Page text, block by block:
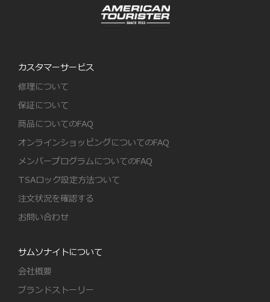
カスタマーサービス
修理について
保証について
商品についてのFAQ
オンラインショッピングについてのFAQ
メンバープログラムについてのFAQ
TSAロック設定方法ついて
注文状況を確認する
お問い合わせ
サムソナイトについて
会社概要
ブランドストーリー